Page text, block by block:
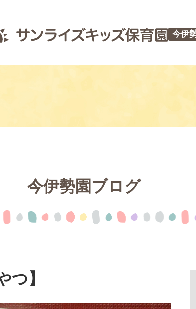
今伊
今伊勢園ブログ
つ】